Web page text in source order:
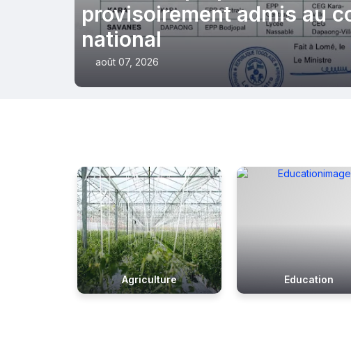
provisoirement admis au
national
août 07, 2026
Agriculture Education